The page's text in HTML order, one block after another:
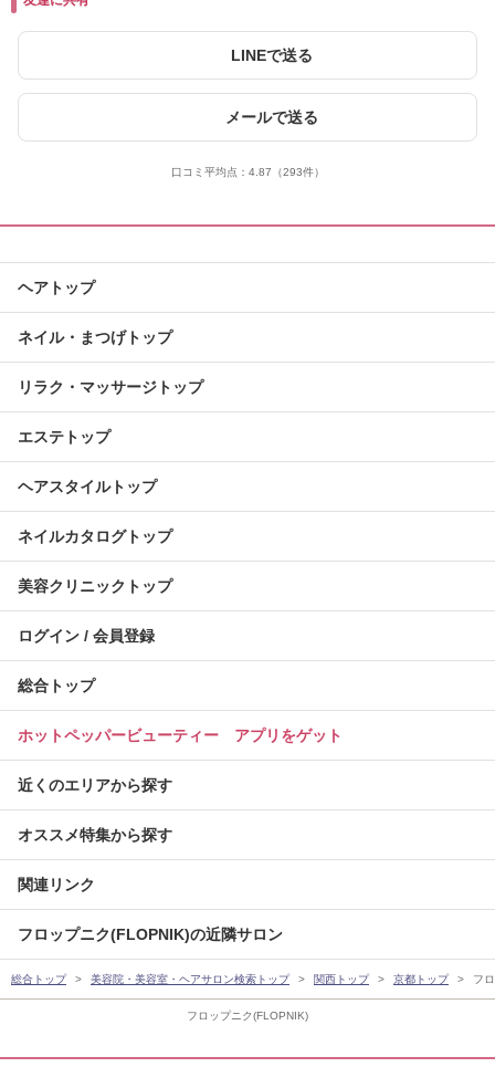
フロップニク(FLOPNIK)
LINEで送る
メールで送る
口コミ平均点： 4.87 （293件）
ヘアトップ
ネイル・まつげトップ
リラク・マッサージトップ
エステトップ
ヘアスタイルトップ
ネイルカタログトップ
美容クリニックトップ
ログイン / 会員登録
総合トップ
ホットペッパービューティー アプリをゲット
近くのエリアから探す
オススメ特集から探す
関連リンク
フロップニク(FLOPNIK)の近隣サロン
総合トップ 美容院・美容室・ヘアサロン検索トップ 関西トップ 京都トップ フ